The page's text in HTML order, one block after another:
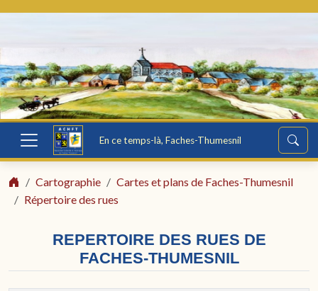
En ce temps-là, Faches-Thumesnil
Cartographie
Cartes et plans de Faches-Thumesnil
Répertoire des rues
REPERTOIRE DES RUES DE
FACHES-THUMESNIL